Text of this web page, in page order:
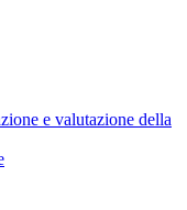
e valutazione della